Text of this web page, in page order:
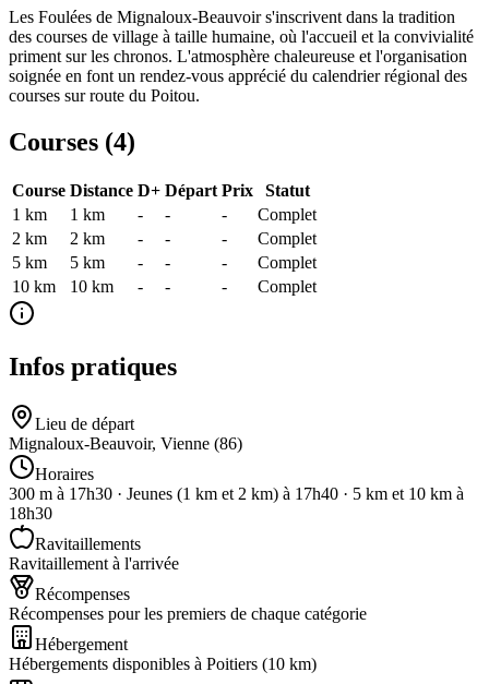
Les Foulées de Mignaloux-Beauvoir s'inscrivent dans la tradition
des courses de village à taille humaine, où l'accueil et la convivialité
priment sur les chronos. L'atmosphère chaleureuse et l'organisation
soignée en font un rendez-vous apprécié du calendrier régional des
courses sur route du Poitou.
Courses (4)
Course Distance D+ Départ Prix
Statut
1 km
1 km - - -
Complet
2 km
2 km - - -
Complet
5 km
5 km - - -
Complet
10 km
10 km - - - Complet
Infos pratiques
Lieu de départ
Mignaloux-Beauvoir, Vienne (86)
Horaires
300 m à 17h30 · Jeunes (1 km et 2 km) à 17h40 · 5 km et 10 km à
18h30
Ravitaillements
Ravitaillement à l'arrivée
Récompenses
Récompenses pour les premiers de chaque catégorie
Hébergement
Hébergements disponibles à Poitiers (10 km)